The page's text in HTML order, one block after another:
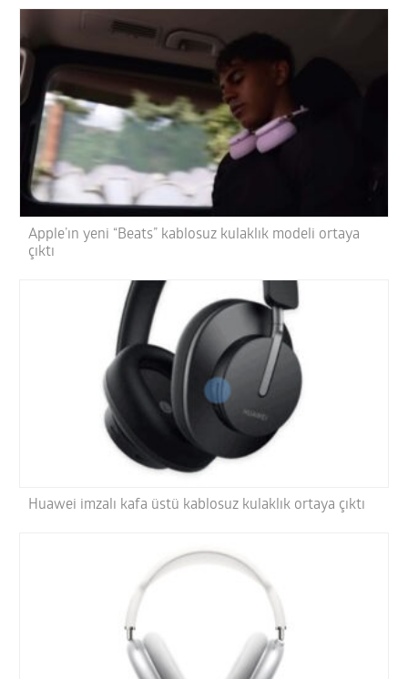
Apple’ın yeni “Beats” kablosuz kulaklık modeli ortaya
çıktı
Huawei imzalı kafa üstü kablosuz kulaklık ortaya çıktı